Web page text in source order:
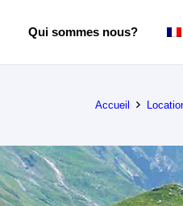
Qui sommes nous?
Accueil